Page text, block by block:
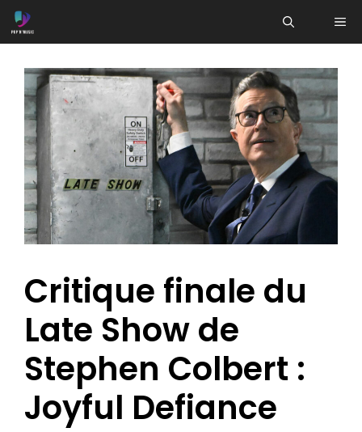
Aller
au
Critique finale du
Late Show de
Stephen Colbert :
Joyful Defiance